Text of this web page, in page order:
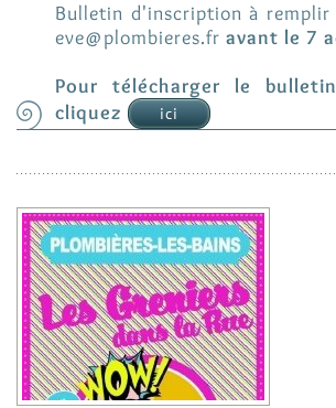
Bulletin d'inscription à
eve@plombieres.fr avant le 7
Pour télécharger le
cliquez
ici